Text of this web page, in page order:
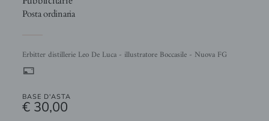
Posta ordinaria
Erbitter distillerie Leo De Luca - illustratore Boccasile - Nuova FG
%
BASE D'ASTA
€ 30,00